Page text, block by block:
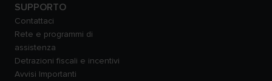
SUPPORTO
Contattaci
Rete e programmi di
assistenza
Detrazioni fiscali e incentivi
Avvisi Importanti